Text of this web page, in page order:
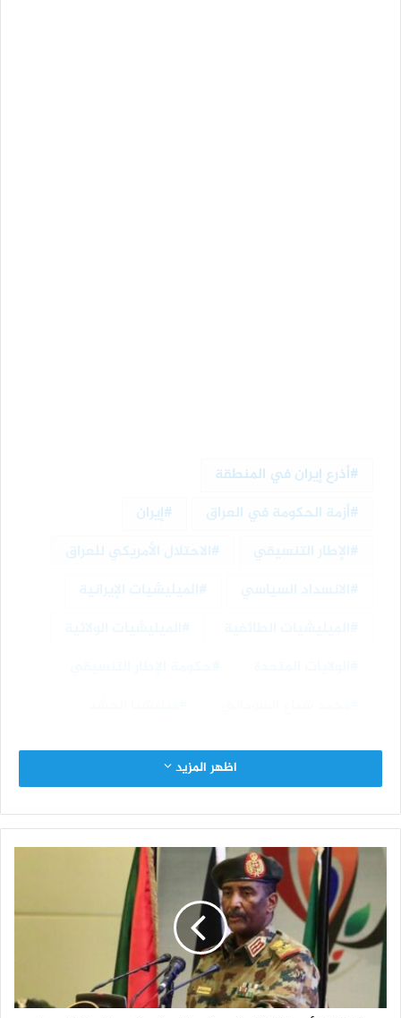
أذرع إيران في المنطقة
أزمة الحكومة في العراق
إيران
الإطار التنسيقي
الاحتلال الأمريكي للعراق
اظهر المزيد